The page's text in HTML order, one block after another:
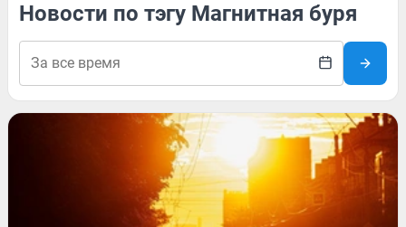
Новости по тэгу Магнитная буря